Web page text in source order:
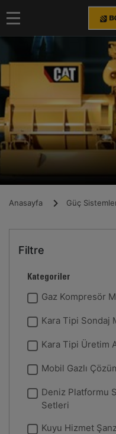
Anasayfa Güç
Filtre
Kategoriler
Gaz Kompresör
Kara Tipi Sondaj
Kara Tipi Üretim
Mobil Gazlı
Deniz Platformu
Setleri
Kuyu Hizmet